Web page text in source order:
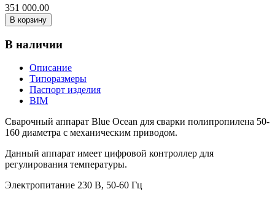
351 000.00
В корзину
В наличии
Описание
Типоразмеры
Паспорт изделия
BIM
Сварочный аппарат Blue Ocean для сварки полипропилена 50-
160 диаметра с механическим приводом.
Данный аппарат имеет цифровой контроллер для
регулирования температуры.
Электропитание 230 В, 50-60 Гц